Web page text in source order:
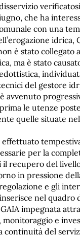
che ha
con una
idrica,
è stato collegato
ma è stato
del gestore
avvenuto
le utenze
quelle situate
effettuato
per la
recupero del
in pressione
e gli
nel quadro
impegnata
monitoraggio e
continuità del